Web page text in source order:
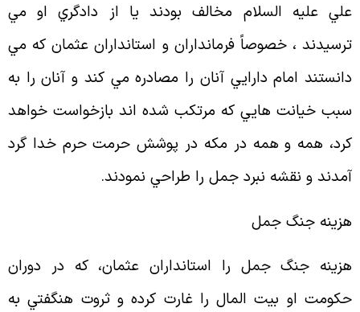
عليه السلام مخالف بودند يا از دادگري او مي
، خصوصاً فرمانداران و استانداران عثمان كه مي
امام دارايي آنان را مصادره مي كند و آنان را به
خيانت هايي كه مرتكب شده اند بازخواست خواهد
همه و همه در مكه در پوشش حرمت حرم خدا گرد
و نقشه نبرد جمل را طراحي نمودند.
جنگ جمل
جنگ جمل را استانداران عثمان، كه در دوران
او بيت المال را غارت كرده و ثروت هنگفتي به